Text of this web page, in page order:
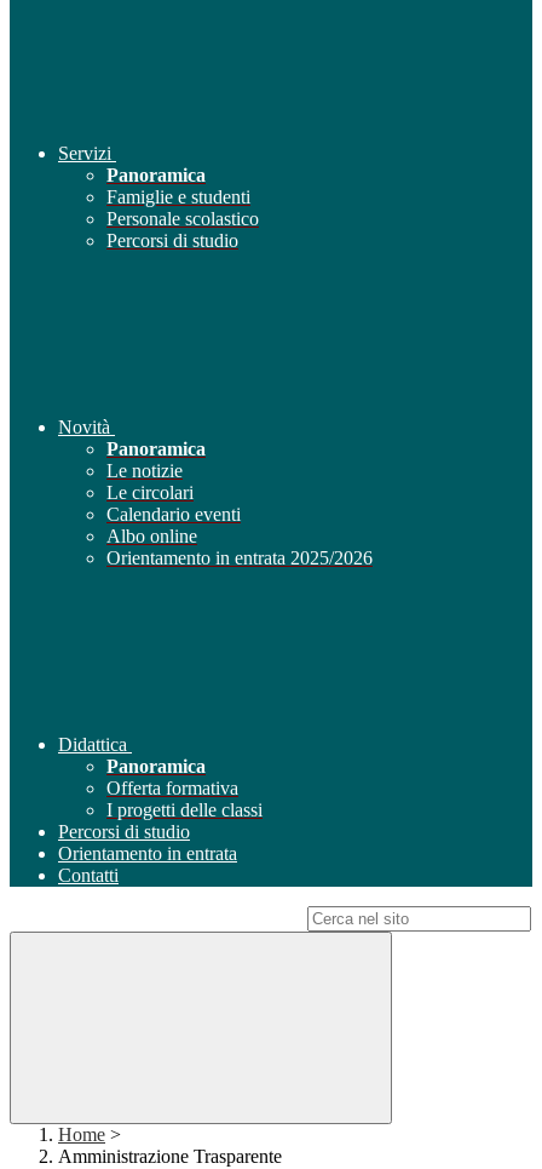
Servizi
Panoramica
Famiglie e studenti
Personale scolastico
Percorsi di studio
Novità
Panoramica
Le notizie
Le circolari
Calendario eventi
Albo online
Orientamento in entrata 2025/2026
Didattica
Panoramica
Offerta formativa
I progetti delle classi
Percorsi di studio
Orientamento in entrata
Contatti
Home >
Amministrazione Trasparente